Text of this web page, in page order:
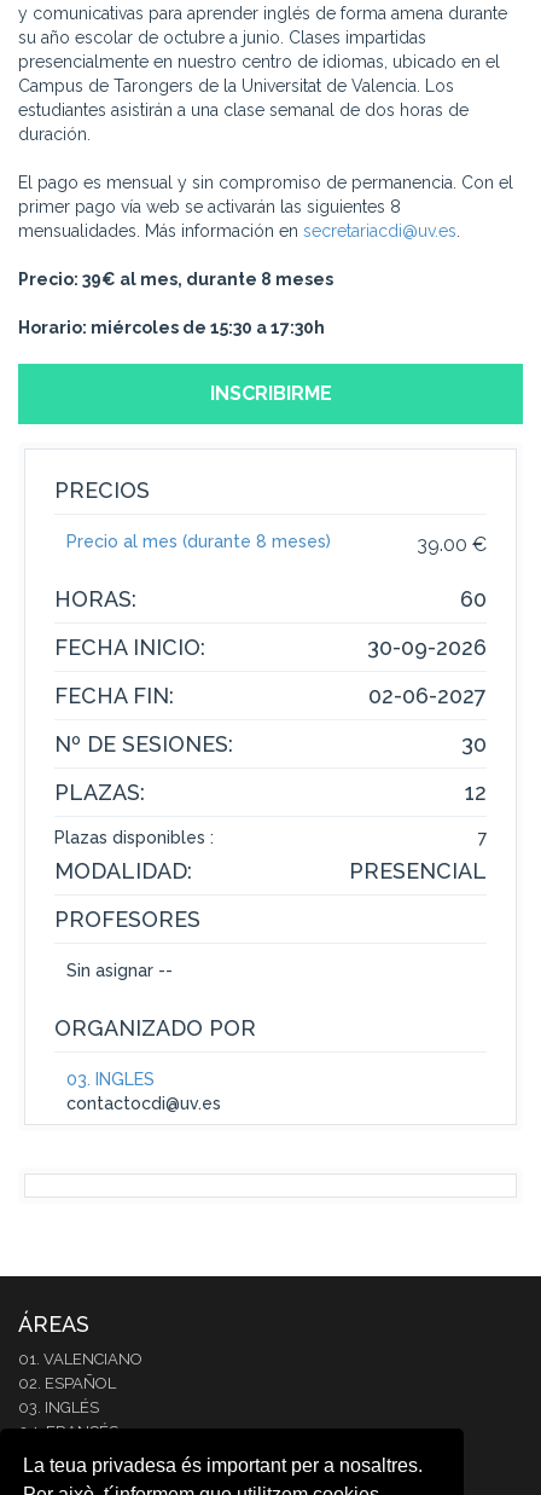
La teua privadesa és important per a nosaltres.
y comunicativas para aprender inglés de forma amena durante
su año escolar de octubre a junio. Clases impartidas
presencialmente en nuestro centro de idiomas, ubicado en el
Campus de Tarongers de la Universitat de Valencia. Los
estudiantes asistirán a una clase semanal de dos horas de
duración.
El pago es mensual y sin compromiso de permanencia. Con el
primer pago vía web se activarán las siguientes 8
mensualidades. Más información en secretariacdi@uv.es
Precio: 39€ al mes, durante 8 meses
Horario: miércoles de 15:30 a 17:30h
INSCRIBIRME
PRECIOS
39.00 €
Precio al mes (durante 8 meses)
HORAS:
60
FECHA INICIO:
30-09-2026
FECHA FIN:
02-06-2027
Nº DE SESIONES:
30
PLAZAS:
12
Plazas disponibles : 7
MODALIDAD:
PRESENCIAL
PROFESORES
Sin asignar --
ORGANIZADO POR
03. INGLÉS
contactocdi@uv.es
ÁREAS
01. VALENCIANO
02. ESPAÑOL
03. INGLÉS
04. FRANCÉS
05. ITALIANO
06. ALEMÁN